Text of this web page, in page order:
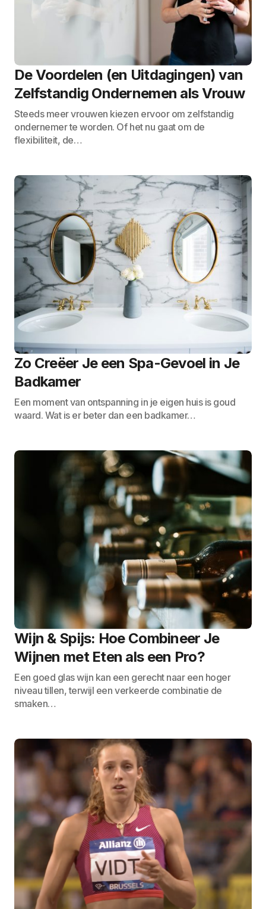
De Voordelen (en Uitdagingen) van
Zelfstandig Ondernemen als Vrouw
Steeds meer vrouwen kiezen ervoor om zelfstandig
ondernemer te worden. Of het nu gaat om de
flexibiliteit, de…
Zo Creëer Je een Spa-Gevoel in Je
Badkamer
Een moment van ontspanning in je eigen huis is goud
waard. Wat is er beter dan een badkamer…
Wijn & Spijs: Hoe Combineer Je
Wijnen met Eten als een Pro?
Een goed glas wijn kan een gerecht naar een hoger
niveau tillen, terwijl een verkeerde combinatie de
smaken…